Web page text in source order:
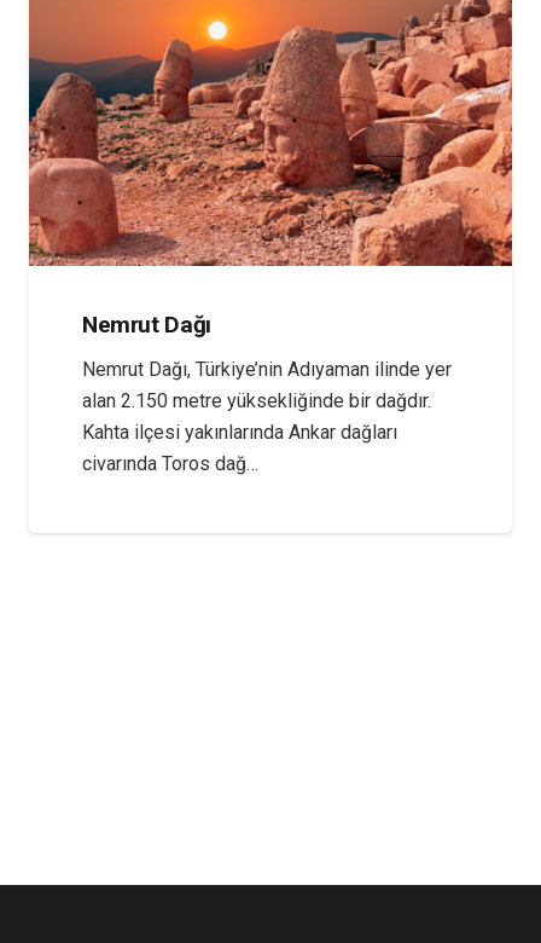
Nemrut Dağı
Nemrut Dağı, Türkiye’nin Adıyaman ilinde yer
alan 2.150 metre yüksekliğinde bir dağdır.
Kahta ilçesi yakınlarında Ankar dağları
civarında Toros dağ…